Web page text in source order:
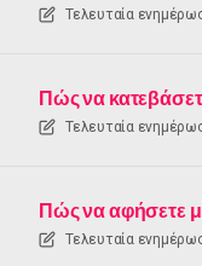
Τελευταία
Πώς να
Τελευταία
Πώς να αφήσετε
Τελευταία